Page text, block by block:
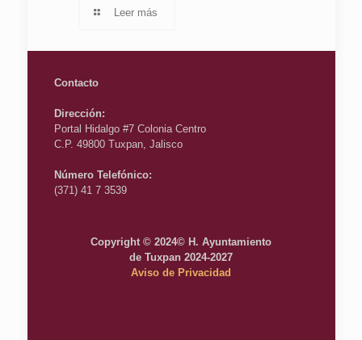
Leer más
Contacto
Dirección:
Portal Hidalgo #7 Colonia Centro
C.P. 49800 Tuxpan, Jalisco
Número Telefónico:
(371) 41 7 3539
Copyright © 2024© H. Ayuntamiento
de Tuxpan 2024-2027
Aviso de Privacidad